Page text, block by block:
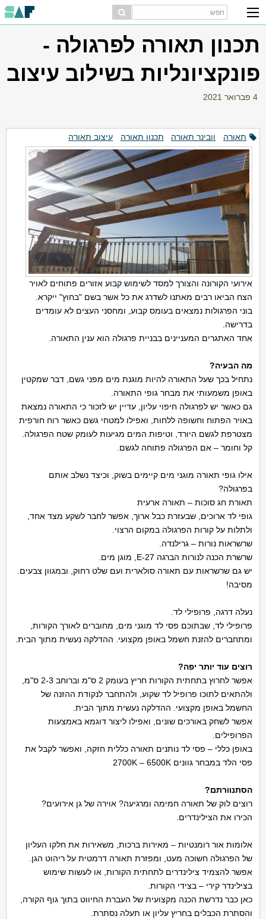
תכנון תאורה לפרגולה -
פונקציונליות בשילוב עיצוב
4 פברואר 2021
תאורה וובינר תאורה תכנון תאורה עיצוב תאורה
אירועי הקורונה והצורך למסד לשימוש קבוע אזורים פתוחים לאויר
הצח הביאו רבים מאתנו לשדרג את כל אשר בשם "בחוץ" ייקרא.
בוני הפרגולות נמצאים בעומס קבוע, ומחסני העצים לא עומדים
בדרישה.
אחד האתגרים המעניינים בבניית פרגולה הוא ענין התאורה.
מה הבעיה?
נתחיל בכך שעל התאורה להיות מוגנת מים מפני גשם, דבר שמקטין
באופן משמעותי את מבחר גופי התאורה.
גם כאשר יש לפרגולה חיפוי עליון, עדיין יש לזכור כי התאורה נמצאת
באויר הפתוח וחשופה ללחות, ואפילו למטחי גשם כאשר רוח חורפית
מצטרפת לגשם היורד, וטיפות המים מגיעות לעומק שטח הפרגולה.
קל וחומר – אם הפרגולה פתוחה לגשם.
אילו גופי תאורה מוגני מים קיימים בשוק, וכיצד נשלב אותם
בפרגולה?
תאורת חג סוכות – תאורה ארעית
גופי לד ארוכים, שבעזרת כבל ארוך, אפשר לחבר לשקע מצד אחד,
ולתלות על קורות הפרגולה במקום הרצוי.
שרשראות נורות – גרילנדה.
שרשרת הכנה לנורות הברגה E-27, מוגן מים.
יש גם שרשראות עם תאורה סולארית ועם שלט רחוק, ובמגוון צבעים.
מסיבה!
נעלה דרגה, פרופילי לד.
פרופילי לד, שבתוכם פסי לד מוגני מים, מחוברים לאורך הקורות,
ומתחברים להזנת חשמל באופן מקצועי. ההדלקה נעשית מתוך הבית.
רוצים עוד יותר יפה?
אפשר לחרוץ בתחתית הקורות חריץ בעומק 2 ס"מ וברוחב 2-3 ס"מ,
ולהתאים לתוכו פרופיל לד שקוע, ולהתחבר לנקודת ההזנה של
החשמל באופן מקצועי. ההדלקה נעשית מתוך הבית.
אפשר לשחק באורכים שונים, ואפילו ליצור דוגמא באמצעות
הפרופילים.
באופן כללי – פסי לד נותנים תאורה כללית חזקה, ואפשר לקבל את
פסי הלד במבחר גוונים 2700K – 6500K
הסתנוורתם?
רוצים לוק של תאורה חמימה ומרגיעה? אוירה של גן אירועים?
הכירו את הצילינדרים.
אלומות אור רומנטיות – מאירות ברכות, משאירות את חלקו העליון
של הפרגולה חשוכה מעט, ומפזרת תאורה דרמטית על ריהוט הגן.
אפשר להצמיד צילינדרים לתחתית הקורות, או לעשות שימוש
בצילינדר קירי – בצידי הקורות.
כאן כבר נדרשת הכנה מקצועית של העברת החיווט בתוך גוף הקורה,
והסתרת הכבלים בחריץ עליון או תעלה נסתרת.